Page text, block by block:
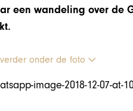
een wandeling over de
onder de foto